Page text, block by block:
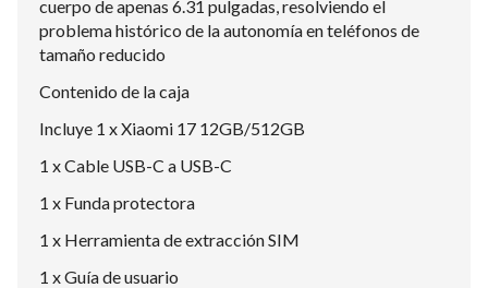
cuerpo de apenas 6.31 pulgadas, resolviendo el
problema histórico de la autonomía en teléfonos de
tamaño reducido
Contenido de la caja
Incluye 1 x Xiaomi 17 12GB/512GB
1 x Cable USB-C a USB-C
1 x Funda protectora
1 x Herramienta de extracción SIM
1 x Guía de usuario